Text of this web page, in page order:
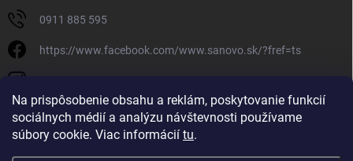
Na prispôsobenie obsahu a reklám, poskytovanie funkcií
sociálnych médií a analýzu návštevnosti používame
súbory cookie. Viac informácií tu.
0911 885 595
https://www.facebook.com/www.sanovo.sk/?fref=ts